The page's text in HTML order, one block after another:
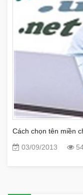
Cách chọn tên miền
03/09/2013